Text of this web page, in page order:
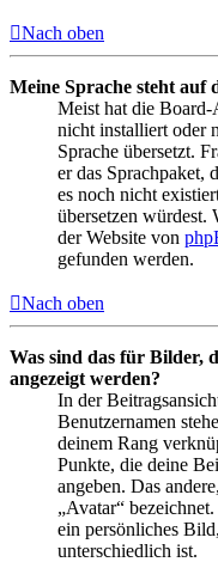
Nach oben
Meine Sprache steht auf
Meist hat die Board-
nicht installiert oder
Sprache übersetzt.
er das Sprachpaket,
es noch nicht
übersetzen würdest.
der Website von
gefunden werden.
Nach oben
Was sind das für Bilder,
angezeigt werden?
In der
Benutzernamen
deinem Rang
Punkte, die deine
angeben. Das
„Avatar“
ein persönliches
unterschiedlich ist.